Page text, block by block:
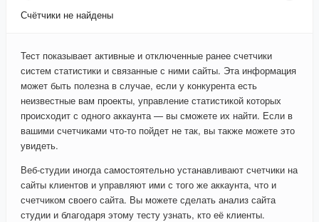
Счётчики не найдены
Тест показывает активные и отключенные ранее счетчики
систем статистики и связанные с ними сайты. Эта информация
может быть полезна в случае, если у конкурента есть
неизвестные вам проекты, управление статистикой которых
происходит с одного аккаунта — вы сможете их найти. Если в
вашими счетчиками что-то пойдет не так, вы также можете это
увидеть.
Веб-студии иногда самостоятельно устанавливают счетчики на
сайты клиентов и управляют ими с того же аккаунта, что и
счетчиком своего сайта. Вы можете сделать анализ сайта
студии и благодаря этому тесту узнать, кто её клиенты.